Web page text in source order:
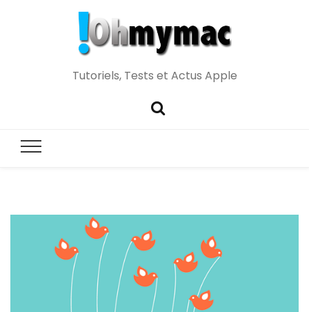
Tutoriels, Tests et Actus Apple